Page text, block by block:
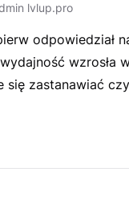
lvlup.pro
odpowiedział
wzrosła
się zastanawiać